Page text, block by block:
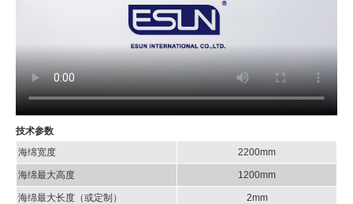
技术参数
海绵宽度
2200mm
海绵最大高度 1200mm
海绵最大长度（或定制） 2mm